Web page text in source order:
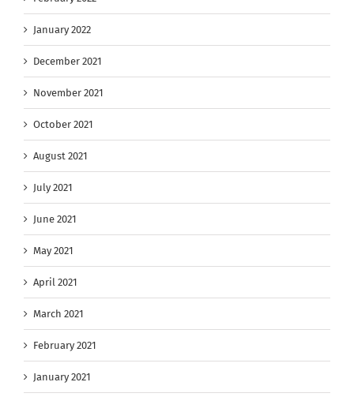
January 2022
December 2021
November 2021
October 2021
August 2021
July 2021
June 2021
May 2021
April 2021
March 2021
February 2021
January 2021